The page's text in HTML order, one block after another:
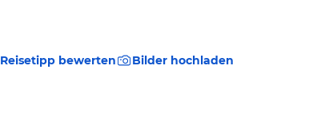
Reisetipp bewerten Bilder hochladen